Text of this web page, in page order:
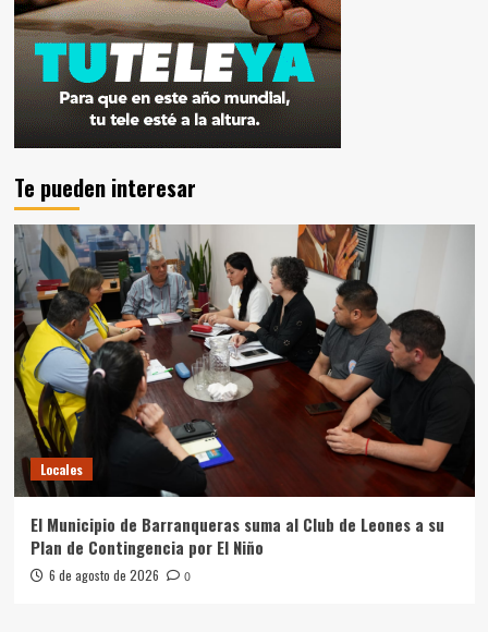
Te pueden interesar
Locales
El Municipio de Barranqueras suma al Club de Leones a su
Plan de Contingencia por El Niño
6 de agosto de 2026 0